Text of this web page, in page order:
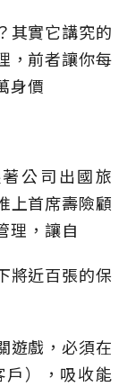
其實它講究的
，前者讓你每
身價
公司出國旅
上首席壽險顧
理，讓自
將近百張的保
遊戲，必須在
），吸收能